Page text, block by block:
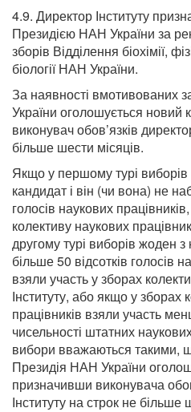
4.9. Директор Інституту
Президією НАН України за
зборів Відділення біохімії,
біології НАН України.
За наявності вмотивованих
України оголошується новий
виконувач обов’язків
більше шести місяців.
Якщо у першому турі
кандидат і він (чи вона) не
голосів наукових
колективу наукових
другому турі виборів жоден
більше 50 відсотків голосів
взяли участь у зборах
Інституту, або якщо у зборах
працівників взяли участь
чисельності штатних
вибори вважаються такими,
Президія НАН України
призначивши виконувача
Інституту на строк не більше